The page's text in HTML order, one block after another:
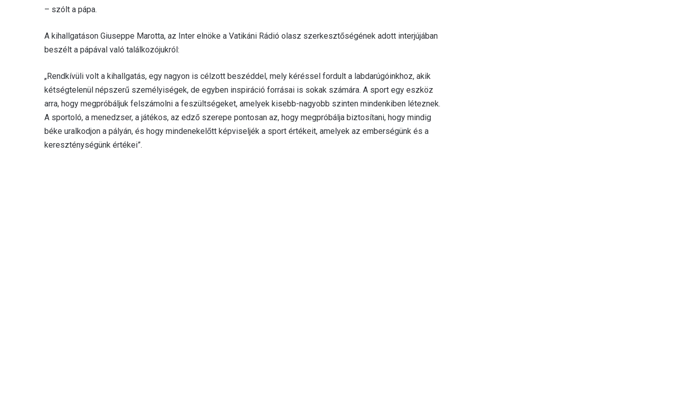
– szólt a pápa.
A kihallgatáson Giuseppe Marotta, az Inter elnöke a Vatikáni Rádió olasz szerkesztőségének adott interjújában
beszélt a pápával való találkozójukról:
„Rendkívüli volt a kihallgatás, egy nagyon is célzott beszéddel, mely kéréssel fordult a labdarúgóinkhoz, akik
kétségtelenül népszerű személyiségek, de egyben inspiráció forrásai is sokak számára. A sport egy eszköz
arra, hogy megpróbáljuk felszámolni a feszültségeket, amelyek kisebb-nagyobb szinten mindenkiben léteznek.
A sportoló, a menedzser, a játékos, az edző szerepe pontosan az, hogy megpróbálja biztosítani, hogy mindig
béke uralkodjon a pályán, és hogy mindenekelőtt képviseljék a sport értékeit, amelyek az emberségünk és a
kereszténységünk értékei”.